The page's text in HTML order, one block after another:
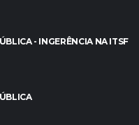
- INGERÊNCIA NA ITSF